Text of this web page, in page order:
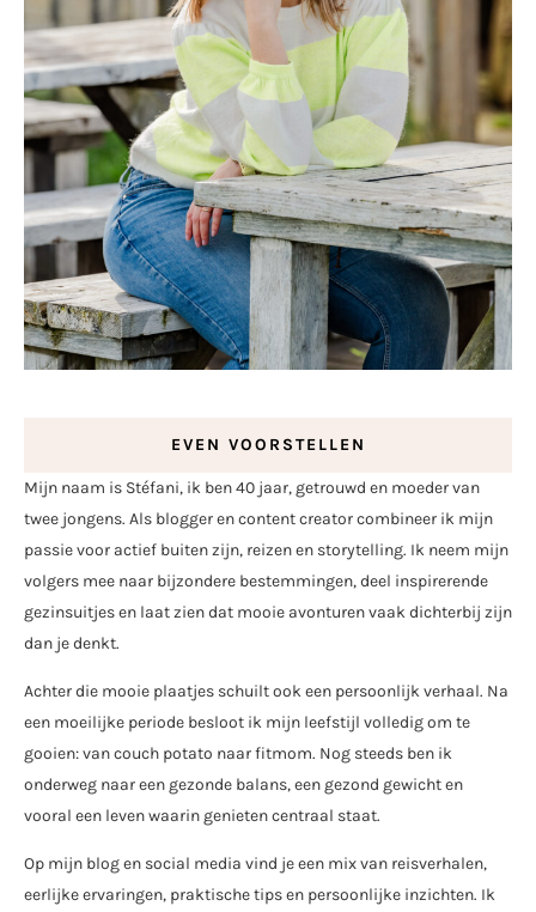
EVEN VOORSTELLEN
Mijn naam is Stéfani, ik ben 40 jaar, getrouwd en moeder van
twee jongens. Als blogger en content creator combineer ik mijn
passie voor actief buiten zijn, reizen en storytelling. Ik neem mijn
volgers mee naar bijzondere bestemmingen, deel inspirerende
gezinsuitjes en laat zien dat mooie avonturen vaak dichterbij zijn
dan je denkt.
Achter die mooie plaatjes schuilt ook een persoonlijk verhaal. Na
een moeilijke periode besloot ik mijn leefstijl volledig om te
gooien: van couch potato naar fitmom. Nog steeds ben ik
onderweg naar een gezonde balans, een gezond gewicht en
vooral een leven waarin genieten centraal staat.
Op mijn blog en social media vind je een mix van reisverhalen,
eerlijke ervaringen, praktische tips en persoonlijke inzichten. Ik